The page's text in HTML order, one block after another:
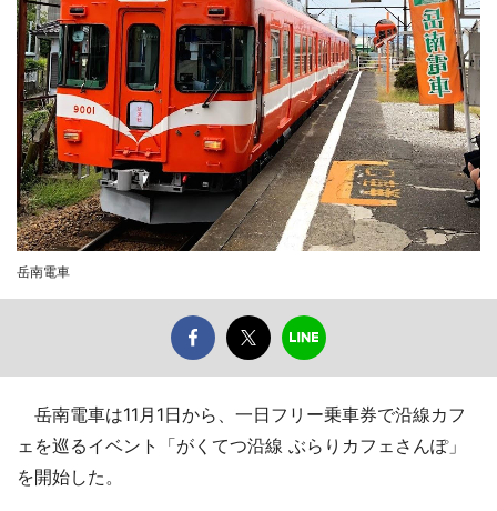
岳南電車
岳南電車は11月1日から、一日フリー乗車券で沿線カフ
ェを巡るイベント「がくてつ沿線 ぶらりカフェさんぽ」
を開始した。